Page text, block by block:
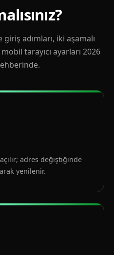
adımları, iki aşamalı
tarayıcı ayarları 2026
adres değiştiğinde
yenilenir.